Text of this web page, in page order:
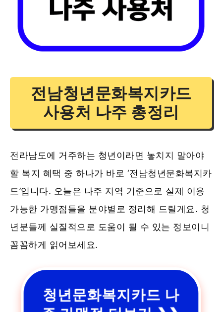
전남청년문화복지카드
사용처 나주 총정리
전라남도에 거주하는 청년이라면 놓치지 말아야
할 복지 혜택 중 하나가 바로 ‘전남청년문화복지카
드’입니다. 오늘은 나주 지역 기준으로 실제 이용
가능한 가맹점들을 분야별로 정리해 드릴게요. 청
년분들께 실질적으로 도움이 될 수 있는 정보이니
꼼꼼하게 읽어보세요.
청년문화복지카드 나